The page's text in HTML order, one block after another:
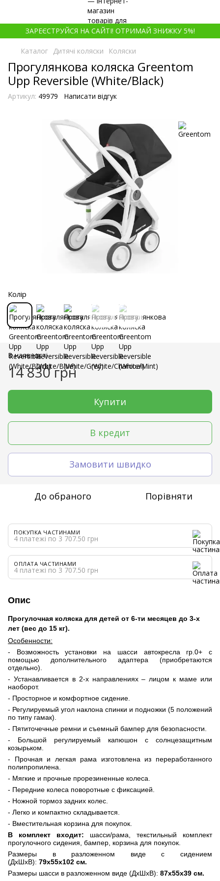
ЗАРЕЄСТРУЙСЯ НА САЙТІ! ОТРИМАЙ ЗНИЖКУ 5%!
Каталог Дитячі коляски Коляски
Прогулянкова коляска Greentom
Upp Reversible (White/Black)
Артикул: 49979 Написати відгук
Колір
В наявності
14 830 грн
Купити
В кредит
Замовити швидко
До обраного Порівняти
ПОКУПКА ЧАСТИНАМИ
4 платежі по 3 707.50 грн
ОПЛАТА ЧАСТИНАМИ
4 платежі по 3 707.50 грн
Опис
Прогулочная коляска для детей от 6-ти месяцев до 3-х
лет (вес до 15 кг).
Особенности:
- Возможность установки на шасси автокресла гр.0+ с
помощью дополнительного адаптера (приобретаются
отдельно).
- Устанавливается в 2-х направлениях – лицом к маме или
наоборот.
- Просторное и комфортное сидение.
- Регулируемый угол наклона спинки и подножки (5 положений
по типу гамак).
- Пятиточечные ремни и съемный бампер для безопасности.
- Большой регулируемый капюшон с солнцезащитным
козырьком.
- Прочная и легкая рама изготовлена из переработанного
полипропилена.
- Мягкие и прочные прорезиненные колеса.
- Передние колеса поворотные с фиксацией.
- Ножной тормоз задних колес.
- Легко и компактно складывается.
- Вместительная корзина для покупок.
В комплект входит: шасси/рама, текстильный комплект
прогулочного сидения, бампер, корзина для покупок.
Размеры в разложенном виде с сидением
(ДхШхВ): 79х55х102 см.
Размеры шасси в разложенном виде (ДхШхВ): 87х55х39 см.